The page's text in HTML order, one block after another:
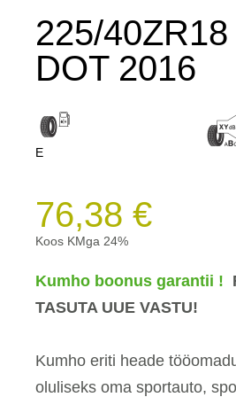
225/
DOT 2016
E
76,38 €
Koos KMga 24%
Kumho boonus garantii !
TASUTA UUE VASTU!
Kumho eriti heade
oluliseks oma sportauto,